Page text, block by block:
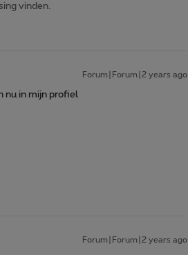
vinden.
Forum|Forum|2 years ago
nu in mijn profiel
Forum|Forum|2 years ago